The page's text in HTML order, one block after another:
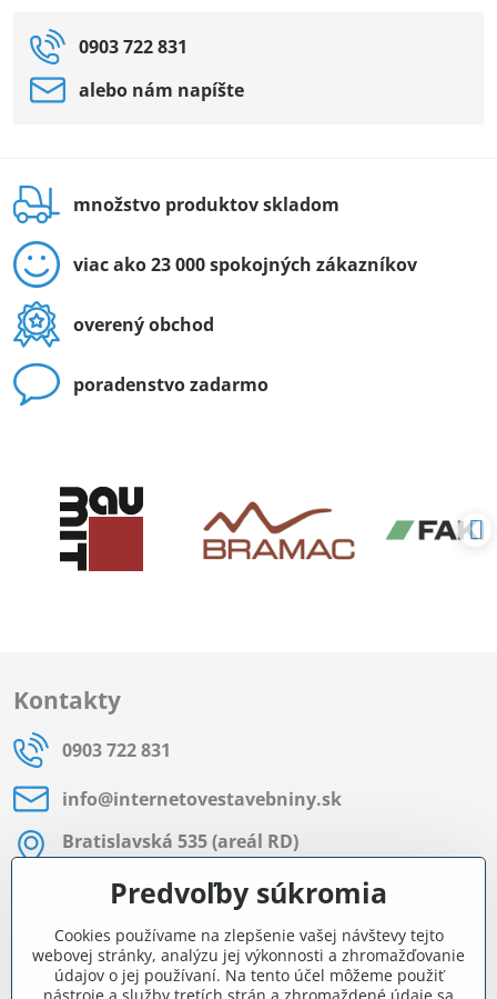
0903 722 831
alebo nám napíšte
množstvo produktov skladom
viac ako 23 000 spokojných zákazníkov
overený obchod
poradenstvo zadarmo
Kontakty
0903 722 831
info​@internetovestavebniny​.sk
Bratislavská 535 (areál RD)
Most pri Bratislave
Pon - Pia 8:00 - 11:30 a 12:15 - 15:30
Facebook
Predvoľby súkromia
Cookies používame na zlepšenie vašej návštevy tejto
webovej stránky, analýzu jej výkonnosti a zhromažďovanie
údajov o jej používaní. Na tento účel môžeme použiť